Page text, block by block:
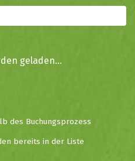
geladen...
des Buchungsprozess
bereits in der Liste